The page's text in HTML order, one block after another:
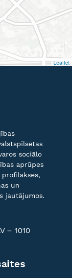
Leaflet
sociālo
aprūpes
un
jautājumos.
– 1010